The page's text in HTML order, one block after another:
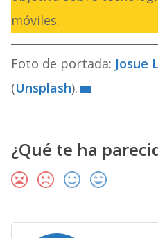
móviles.
Foto de portada: Josue
(Unsplash).
¿Qué te ha